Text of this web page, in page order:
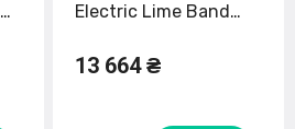
Electric Lime Band
13 664 ₴